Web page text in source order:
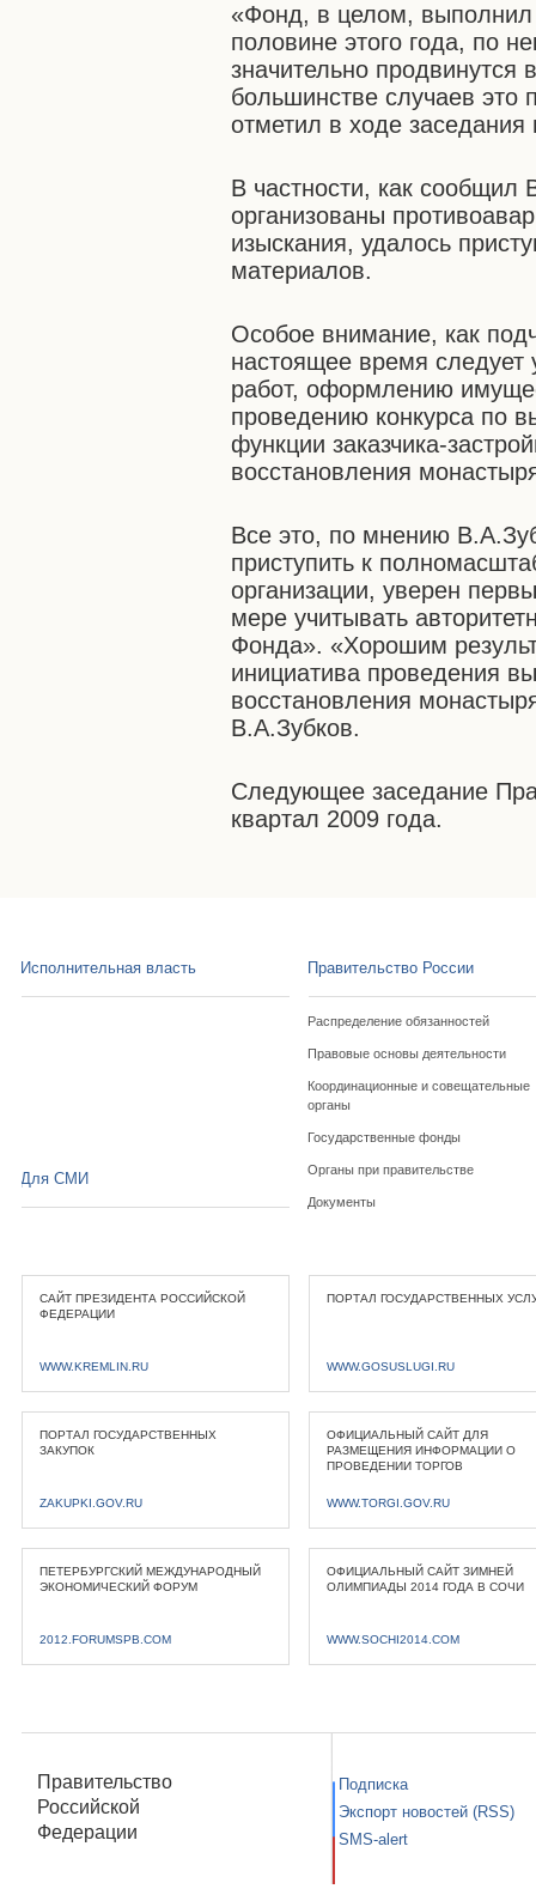
«Фонд, в целом, выполнил
половине этого года, по
значительно
большинстве случаев это
отметил в ходе
В частности, как
организованы
изыскания, удалось
материалов.
Особое внимание, как
настоящее время
работ, оформлению
проведению конкурса по
функции заказчика-
восстановления
Все это, по мнению
приступить к
организации, уверен
мере учитывать
Фонда». «Хорошим
инициатива проведения
восстановления
В.А.Зубков.
Следующее заседание
квартал 2009 года.
Исполнительная власть Правительство России
Распределение обязанностей
Правовые основы деятельности
Координационные и совещательные
органы
Государственные фонды
Органы при правительстве
Документы
Для СМИ
САЙТ ПРЕЗИДЕНТА РОССИЙСКОЙ
ФЕДЕРАЦИИ
WWW.KREMLIN.RU
ПОРТАЛ ГОСУДАРСТВЕННЫХ
WWW.GOSUSLUGI.RU
ПОРТАЛ ГОСУДАРСТВЕННЫХ
ЗАКУПОК
ZAKUPKI.GOV.RU
ОФИЦИАЛЬНЫЙ САЙТ ДЛЯ
РАЗМЕЩЕНИЯ ИНФОРМАЦИИ О
ПРОВЕДЕНИИ ТОРГОВ
WWW.TORGI.GOV.RU
ПЕТЕРБУРГСКИЙ МЕЖДУНАРОДНЫЙ
ЭКОНОМИЧЕСКИЙ ФОРУМ
2012.FORUMSPB.COM
ОФИЦИАЛЬНЫЙ САЙТ ЗИМНЕЙ
ОЛИМПИАДЫ 2014 ГОДА В СОЧИ
WWW.SOCHI2014.COM
Правительство
Российской
Федерации
Подписка
Экспорт новостей (RSS)
SMS-alert